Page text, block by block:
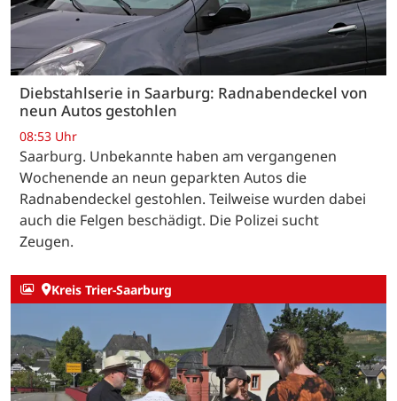
Diebstahlserie in Saarburg: Radnabendeckel von
neun Autos gestohlen
08:53 Uhr
Saarburg. Unbekannte haben am vergangenen
Wochenende an neun geparkten Autos die
Radnabendeckel gestohlen. Teilweise wurden dabei
auch die Felgen beschädigt. Die Polizei sucht
Zeugen.
Kreis Trier-Saarburg